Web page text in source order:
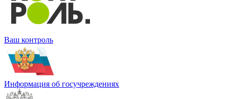
Ваш контроль
Информация об госучреждениях